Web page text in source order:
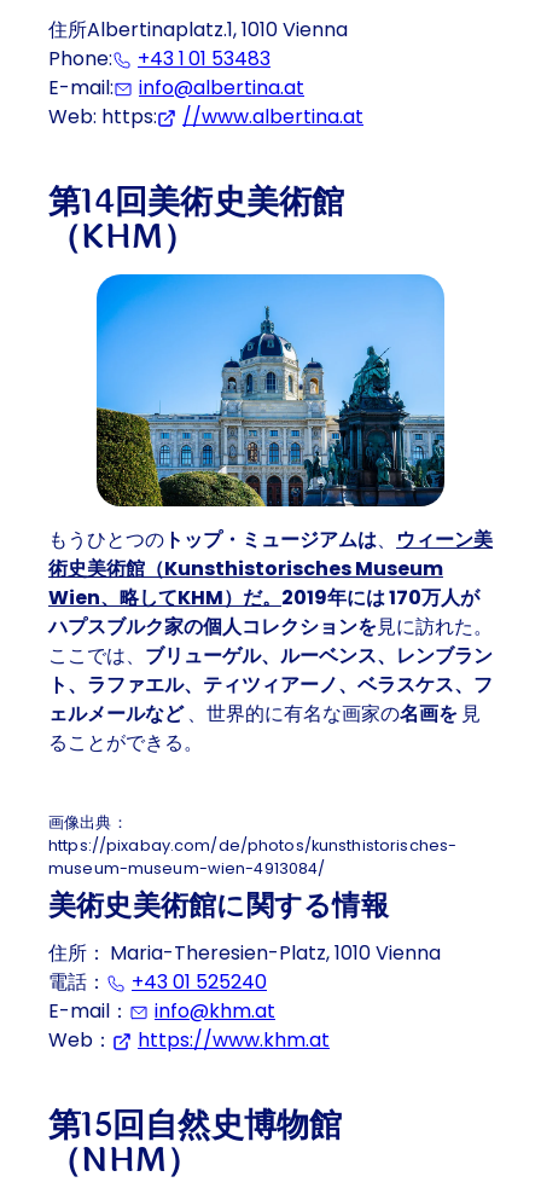
住所Albertinaplatz.1, 1010 Vienna
Phone:
+43 101 53483
E-mail:
info@albertina.at
Web: https:
//www.albertina.at
第14回美術史美術館
（KHM）
もうひとつの トップ・ミュージアムは、 ウィーン美
術史美術館（Kunsthistorisches Museum
Wien、略してKHM）だ。 2019年には170万人が
ハプスブルク家の個人コレクションを見に訪れた。
ここでは、 ブリューゲル、ルーベンス、レンブラン
ト、ラファエル、ティツィアーノ、ベラスケス、フ
ェルメールなど、世界的に有名な画家の名画を見
ることができる。
画像出典：
https://pixabay.com/de/photos/kunsthistorisches-
museum-museum-wien-4913084/
美術史美術館に関する情報
住所： Maria-Theresien-Platz, 1010 Vienna
電話：
+43 01 525240
E-mail：
info@khm.at
Web：
https://www.khm.at
第15回自然史博物館
（NHM）